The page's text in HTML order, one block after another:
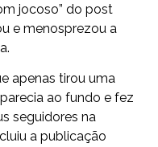
jocoso” do post
e menosprezou a
apenas tirou uma
ao fundo e fez
seguidores na
a publicação